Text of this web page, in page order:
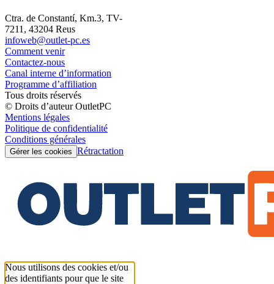
Ctra. de Constantí, Km.3, TV-
7211, 43204 Reus
infoweb@outlet-pc.es
Comment venir
Contactez-nous
Canal interne d’information
Programme d’affiliation
Tous droits réservés
© Droits d’auteur OutletPC
Mentions légales
Politique de confidentialité
Conditions générales
Gérer les cookies Rétractation
Nous utilisons des cookies et/ou
des identifiants pour que le site